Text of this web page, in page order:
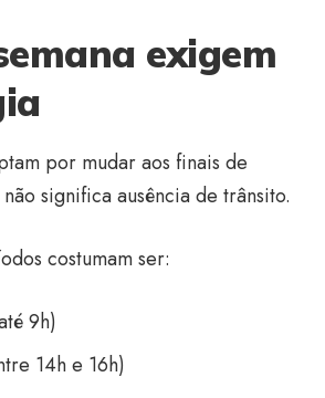
exigem
por mudar aos finais de
significa ausência de trânsito.
costumam ser:
9h)
14h e 16h)